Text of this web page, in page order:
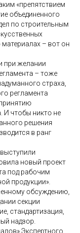
«препятствием
объединенного
по строительным
– вот он
при желании
– тоже
страха,
регламента
И чтобы никто не
решения
в ранг
новый проект
под рабочим
продукции».
обсуждению,
секции
стандартизация,
надзор.
Экспертного